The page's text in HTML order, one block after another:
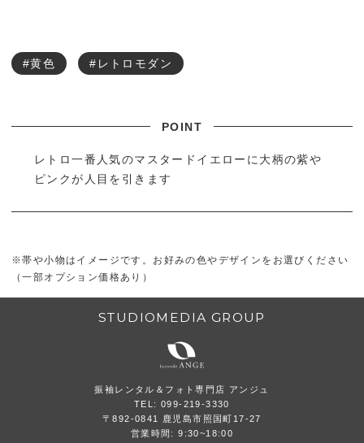
#黄色 #レトロモダン
レトロ一番人気のマスタードイエローに大柄の紫や
ピンクが人目を引きます
※帯や小物はイメージです。お好みの色やデザインをお選びください
（一部オプション価格あり）
STUDIOMEDIA GROUP
振袖レンタル＆フォト専門店 アンジュ
TEL: 099-219-3330
〒892-0841 鹿児島市照国町17-27
営業時間: 9:30~18:00